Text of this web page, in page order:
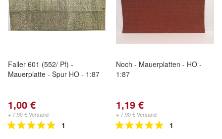
Faller 601 (552/ Pf) -
Mauerplatte - Spur HO - 1:87
1,00 €
+ 7,90 € Versand
1
Noch - Mauerplatten - HO -
1:87
1,19 €
+ 7,90 € Versand
1